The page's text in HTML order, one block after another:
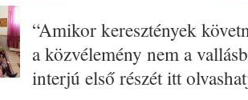
“Amikor keresztények
a közvélemény nem a
interjú első részét itt